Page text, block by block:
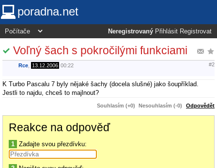
poradna.net
Neregistrovaný Přihlásit Registrovat
Voľný šach s pokročilými funkciami
Rce 13.12.2006 00:22 #2
K Turbo Pascalu 7 byly nějaké šachy (docela slušné) jako šoupříklad.
Jestli to najdu, chceš to majlnout?
Souhlasím (+0) Nesouhlasím (-0) Odpovědět
Reakce na odpověď
1 Zadajte svou přezdívku: